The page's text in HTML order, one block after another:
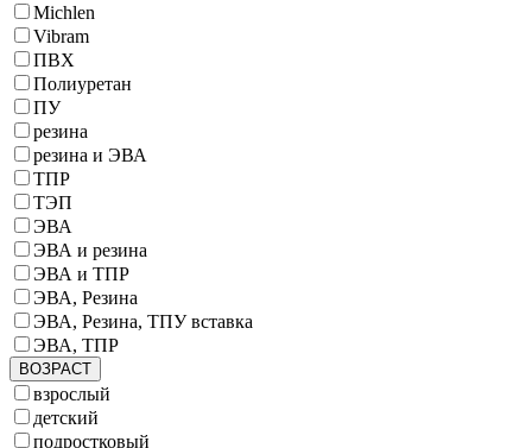
Michlen
Vibram
ПВХ
Полиуретан
ПУ
резина
резина и ЭВА
ТПР
ТЭП
ЭВА
ЭВА и резина
ЭВА и ТПР
ЭВА, Резина
ЭВА, Резина, ТПУ вставка
ЭВА, ТПР
ВОЗРАСТ
взрослый
детский
подростковый